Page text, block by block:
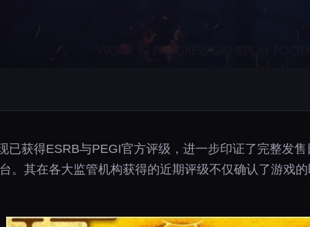
已获得ESRB与PEGI官方评级，进一步印证了完整发
。其在各大监管机构获得的近期评级不仅确认了游戏